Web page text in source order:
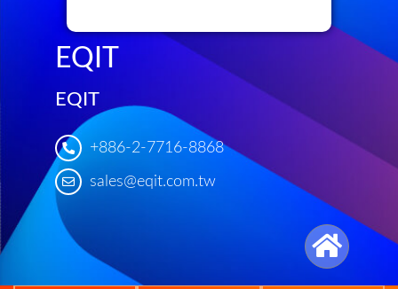
EQIT
EQIT
+886-2-7716-8868
sales@eqit.com.tw